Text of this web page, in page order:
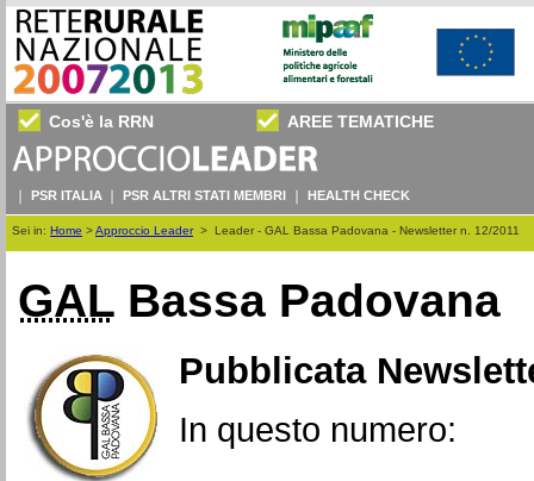
Cos'è la RRN AREE TEMATICHE
PSR ITALIA PSR ALTRI STATI MEMBRI HEALTH CHECK
Sei in: Home >Approccio Leader> Leader - GAL Bassa Padovana - Newsletter n. 12/2011
GAL Bassa Padovana
Pubblicata
In questo numero: